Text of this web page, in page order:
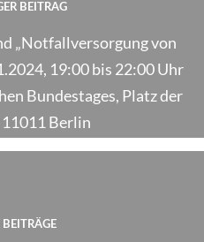
BEITRAG
„Notfallversorgung von
19:00 bis 22:00 Uhr
Bundestages, Platz der
Berlin
BEITRÄGE